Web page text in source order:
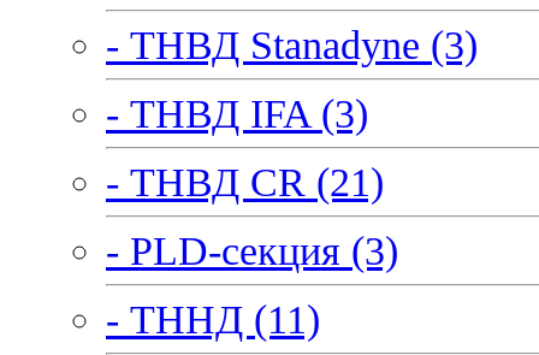
- ТНВД Stanadyne (3)
- ТНВД IFA (3)
- ТНВД CR (21)
- PLD-секция (3)
- ТННД (11)